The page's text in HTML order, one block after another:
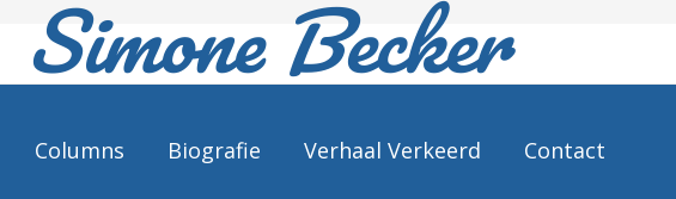
Simone Becker
Columns Biografie Verhaal Verkeerd Contact